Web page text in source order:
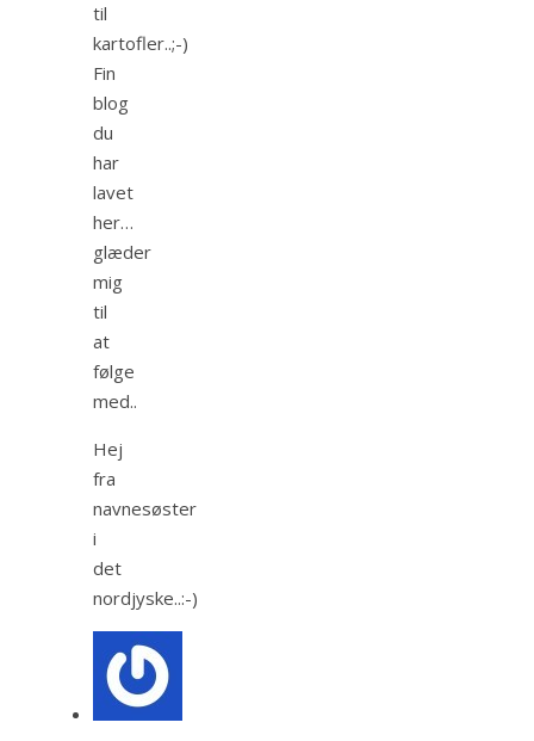
til
kartofler..;-)
Fin
blog
du
har
lavet
her…
glæder
mig
til
at
følge
med..
Hej
fra
navnesøster
i
det
nordjyske..:-)